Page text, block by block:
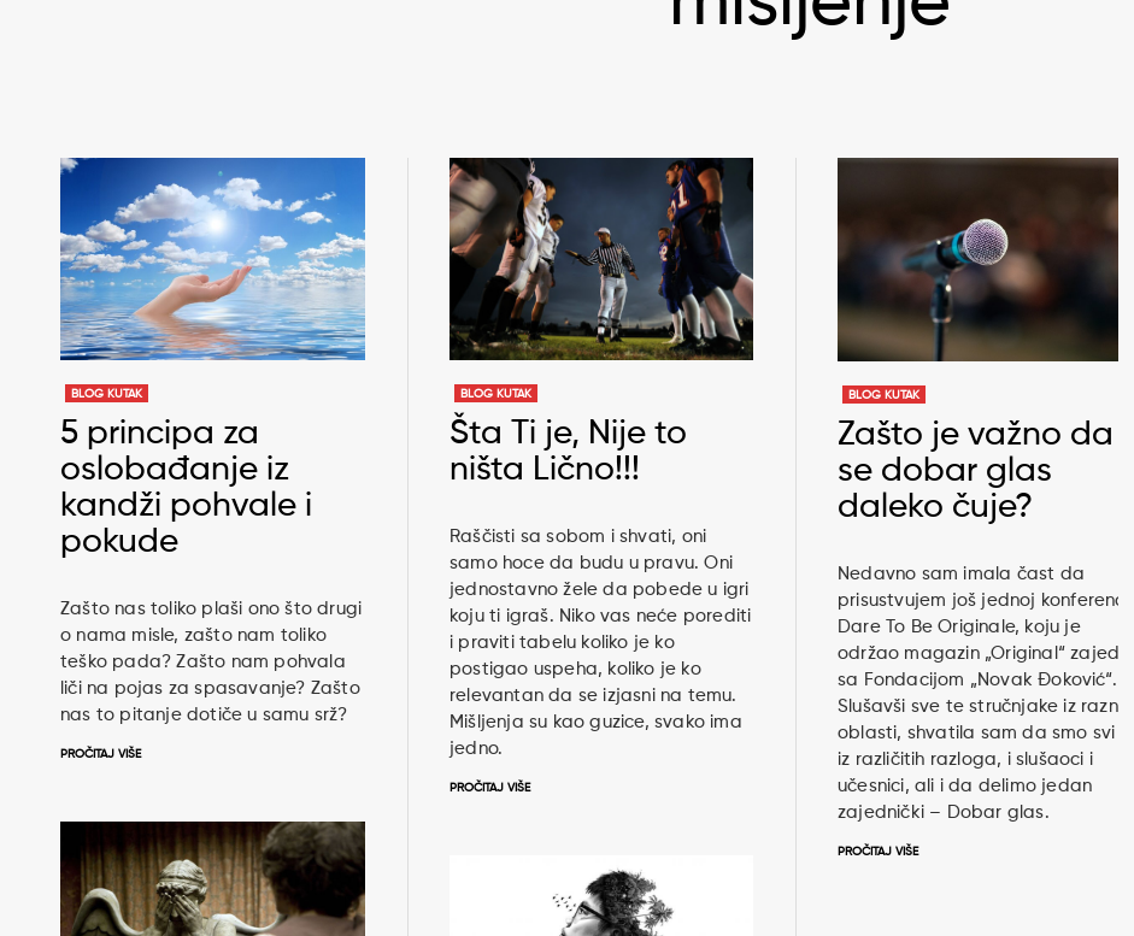
BLOG KUTAK
5 principa za
oslobađanje iz
kandži pohvale i
pokude
Zašto nas toliko plaši ono što drugi
o nama misle, zašto nam toliko
teško pada? Zašto nam pohvala
liči na pojas za spasavanje? Zašto
nas to pitanje dotiče u samu srž?
PROČITAJ VIŠE
BLOG KUTAK
Šta Ti je, Nije to
ništa Lično!!!
Raščisti sa sobom i shvati, oni
samo hoce da budu u pravu. Oni
jednostavno žele da pobede u igri
koju ti igraš. Niko vas neće porediti
i praviti tabelu koliko je ko
postigao uspeha, koliko je ko
relevantan da se izjasni na temu.
Mišljenja su kao guzice, svako ima
jedno.
PROČITAJ VIŠE
BLOG KUTAK
Zašto je važno da
se dobar glas
daleko čuje?
Nedavno sam imala čast da
prisustvujem još jednoj konferenciji
Dare To Be Originale, koju je
održao magazin „Original“ zajedno
sa Fondacijom „Novak Đoković“.
Slušavši sve te stručnjake iz raznih
oblasti, shvatila sam da smo svi tu
iz različitih razloga, i slušaoci i
učesnici, ali i da delimo jedan
zajednički – Dobar glas.
PROČITAJ VIŠE